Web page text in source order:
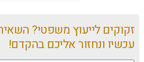
זקוקים לייעוץ משפטי?
עכשיו ונחזור אליכם בהקדם!